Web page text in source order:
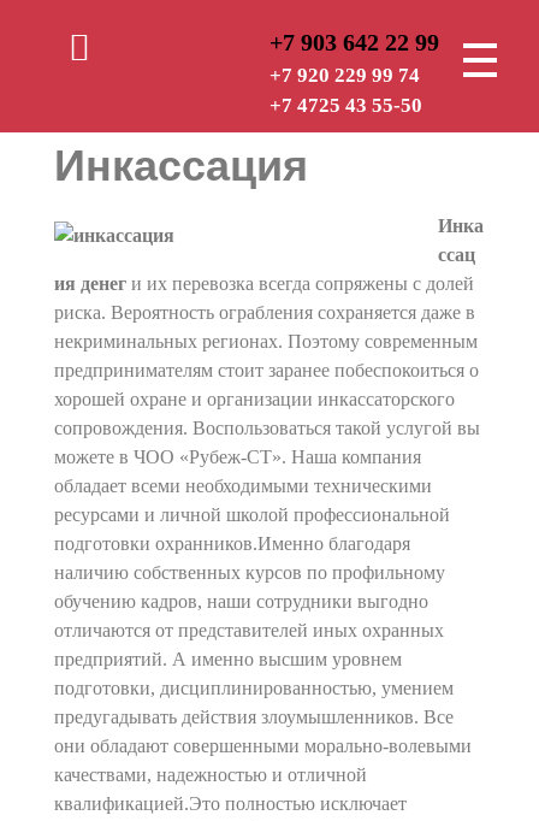
+7 903 642 22 99
+7 920 229 99 74
+7 4725 43 55-50
Инкассация
Инка
ссац
ия денег и их перевозка всегда сопряжены с долей
риска. Вероятность ограбления сохраняется даже в
некриминальных регионах. Поэтому современным
предпринимателям стоит заранее побеспокоиться о
хорошей охране и организации инкассаторского
сопровождения. Воспользоваться такой услугой вы
можете в ЧОО «Рубеж-СТ». Наша компания
обладает всеми необходимыми техническими
ресурсами и личной школой профессиональной
подготовки охранников.Именно благодаря
наличию собственных курсов по профильному
обучению кадров, наши сотрудники выгодно
отличаются от представителей иных охранных
предприятий. А именно высшим уровнем
подготовки, дисциплинированностью, умением
предугадывать действия злоумышленников. Все
они обладают совершенными морально-волевыми
качествами, надежностью и отличной
квалификацией.Это полностью исключает